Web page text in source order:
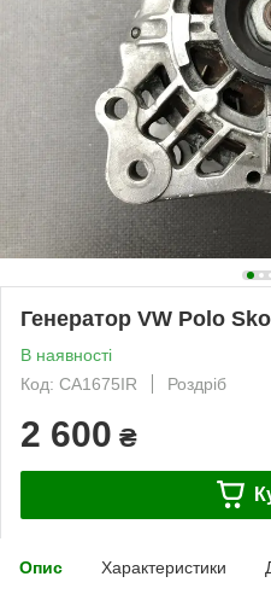
Генератор VW Polo
В наявності
Код: CA1675IR
Роздріб
2 600 ₴
Опис Характеристики